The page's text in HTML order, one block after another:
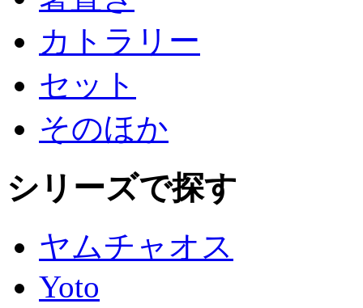
カトラリー
セット
そのほか
シリーズで探す
ヤムチャオス
Yoto